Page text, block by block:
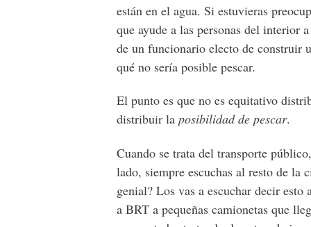
están en el agua. Si estuvieras
que ayude a las personas del interior
de un funcionario electo de construir
qué no sería posible pescar.
El punto es que no es equitativo
distribuir la posibilidad de pescar.
Cuando se trata del transporte
lado, siempre escuchas al resto de la
genial? Los vas a escuchar decir esto
a BRT a pequeñas camionetas que